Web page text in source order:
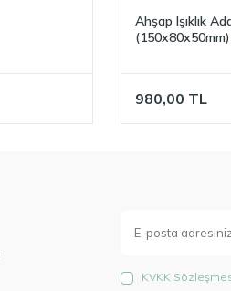
Ahşap Işıklık
(150x80x50mm)
980,00 TL
KVKK